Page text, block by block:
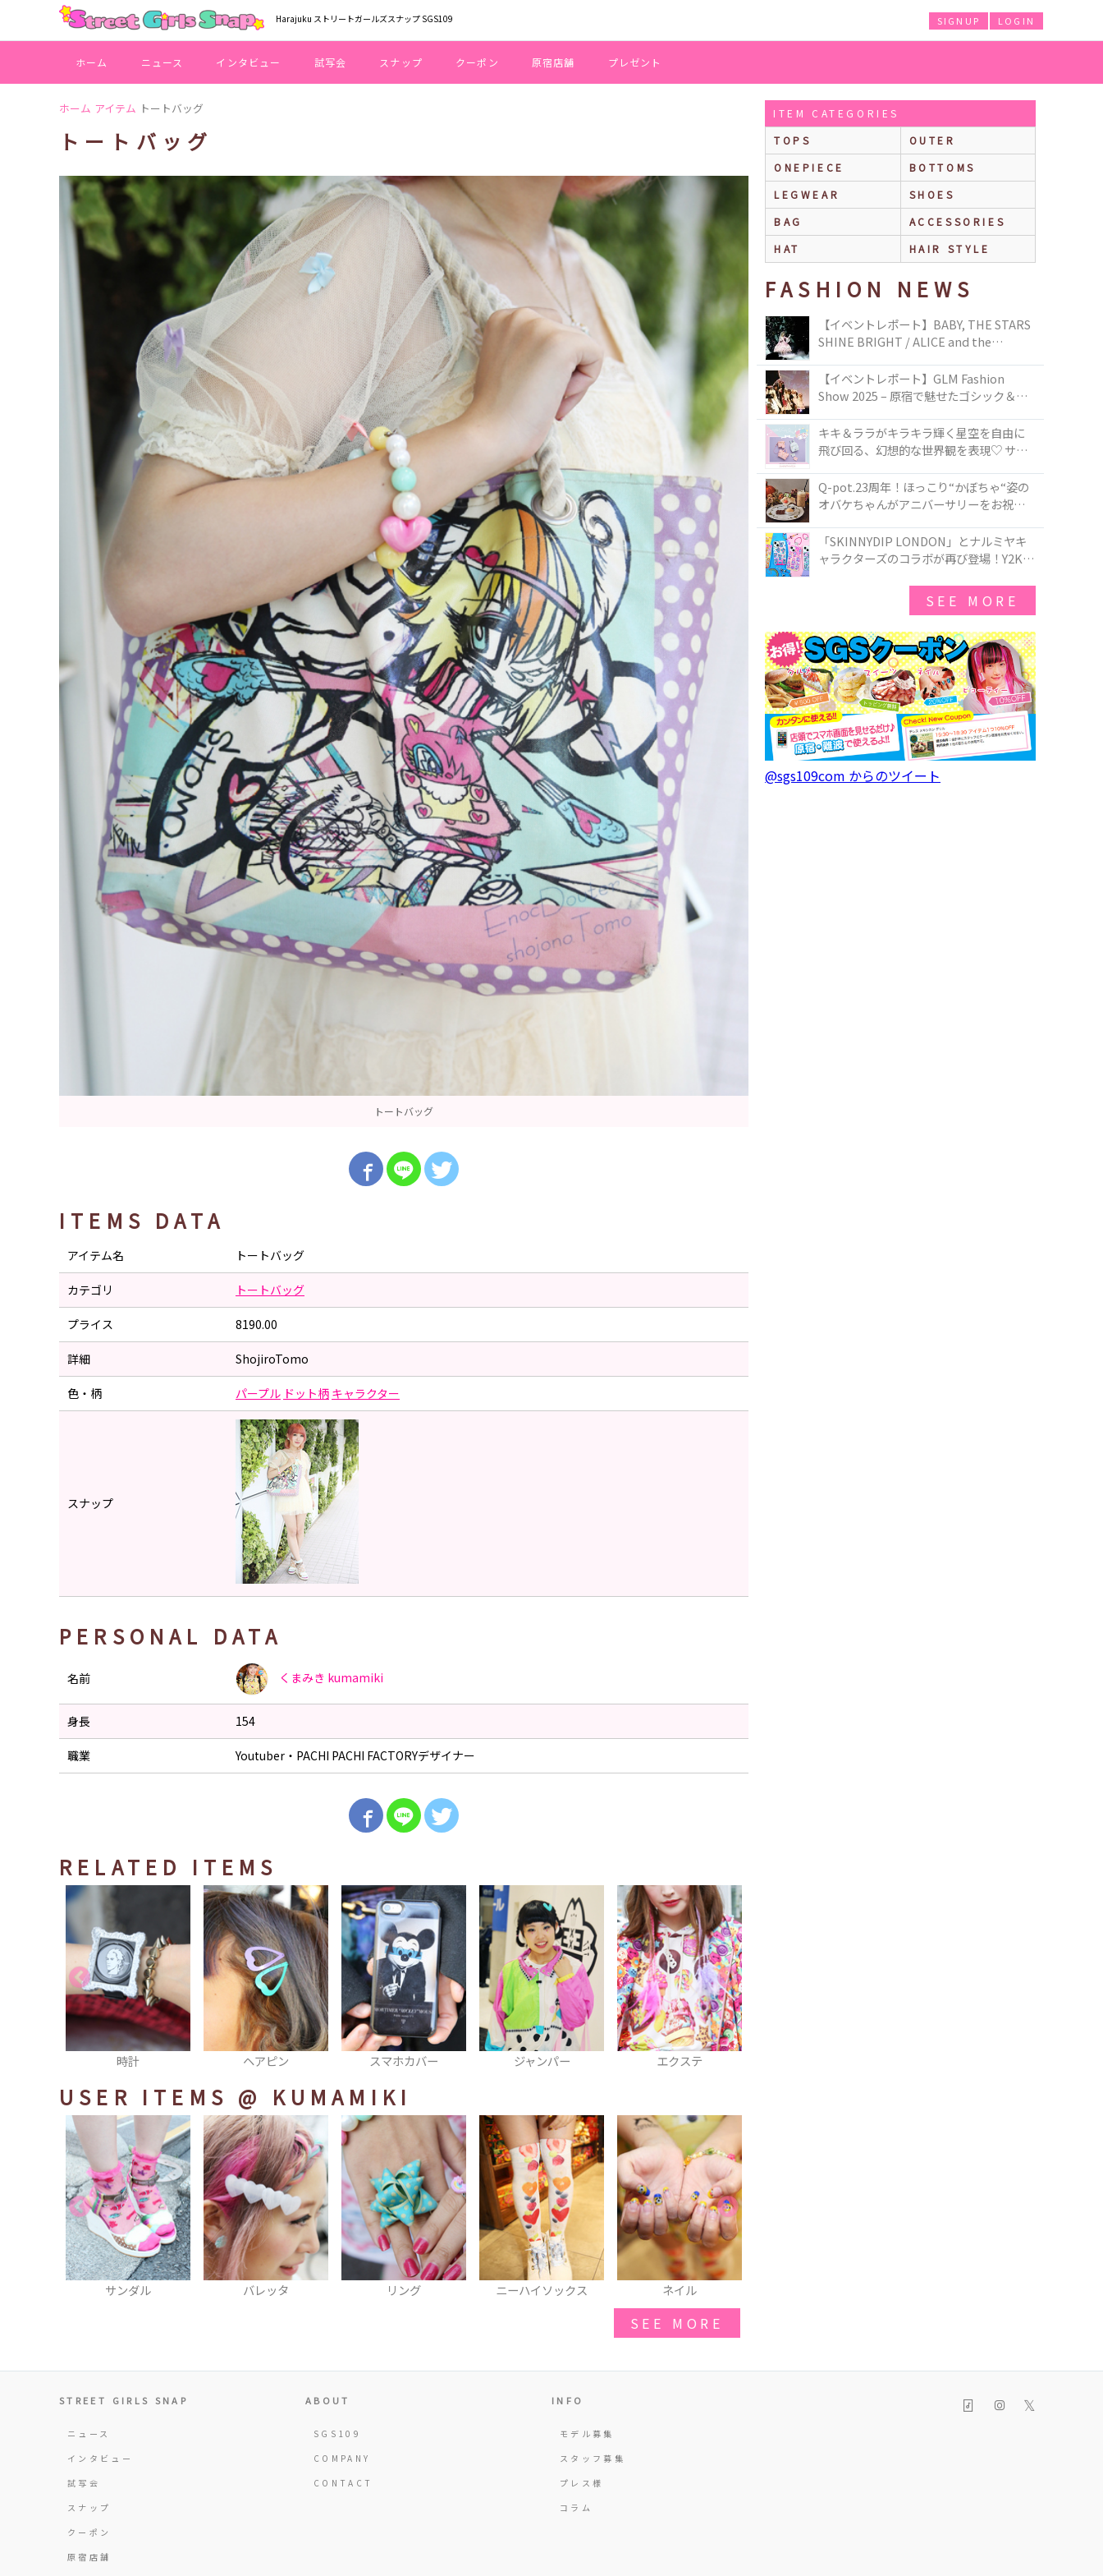
Harajuku ストリートガールズスナップ SGS109 LOGIN
SIGNUP
ホーム ニュース インタビュー 試写会 スナップ クーポン 原宿店舗 プレゼント
ホーム アイテム トートバッグ
トートバッグ
トートバッグ
ITEMS DATA
アイテム名 トートバッグ
カテゴリ トートバッグ
プライス 8190.00
詳細 ShojiroTomo
色・柄 パープル ドット柄 キャラクター
スナップ
PERSONAL DATA
名前 くまみき kumamiki
身長 154
職業 Youtuber・PACHI PACHI FACTORYデザイナー
RELATED ITEMS
ヘアピン スマホカバー ジャンパー エクステ キャップ
USER ITEMS @ KUMAMIKI
バレッタ リング ニーハイソックス ネイル スニーカー
SEE MORE
ITEM CATEGORIES
TOPS
OUTER
ONEPIECE
BOTTOMS
LEGWEAR
SHOES
BAG
ACCESSORIES
HAT
HAIR STYLE
FASHION NEWS
【イベントレポート】BABY, THE STARS
SHINE BRIGHT / ALICE and the
TOKYO
【イベントレポート】GLM Fashion
Show 2025 – 原宿で魅せたゴシック＆ロ
キキ＆ララがキラキラ輝く星空を自由に
飛び回る、幻想的な世界観を表現♡ サマ
50周年アニバーサリーイヤー』を記念し
たコレクションが登場
Q-pot.23周年！ほっこり“かぼちゃ“姿の
オバケちゃんがアニバーサリーをお祝い
ー」が新発売！Q-pot CAFE.では「かぼち
ゃのオバケーキプレート」も登場
「SKINNYDIP LONDON」とナルミヤキ
ャラクターズのコラボが再び登場！Y2Kム
SEE MORE
@sgs109com からのツイート
STREET GIRLS SNAP
ニュース
インタビュー
試写会
スナップ
クーポン
原宿店舗
ABOUT
SGS109
COMPANY
CONTACT
INFO
モデル募集
スタッフ募集
プレス様
コラム
𝕏